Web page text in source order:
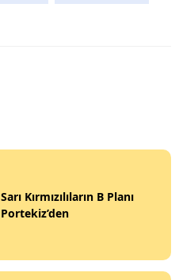
Sarı Kırmızılıların B Planı
Portekiz’den